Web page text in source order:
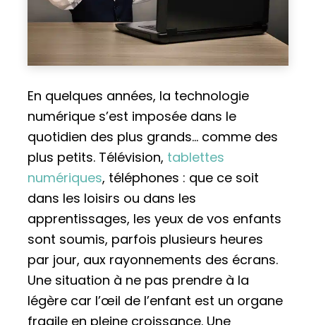
En quelques années, la technologie
numérique s’est imposée dans le
quotidien des plus grands… comme des
plus petits. Télévision, tablettes
numériques, téléphones : que ce soit
dans les loisirs ou dans les
apprentissages, les yeux de vos enfants
sont soumis, parfois plusieurs heures
par jour, aux rayonnements des écrans.
Une situation à ne pas prendre à la
légère car l’œil de l’enfant est un organe
fragile en pleine croissance. Une